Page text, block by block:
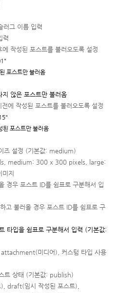
러그 이름 입력
력
작성된 포스트를 불러오도록 설정
포스트만 불러옴
않은 포스트만 불러옴
전에 작성된 포스트를 불러오도록 설정
포스트만 불러옴
즈 설정 (기본값: medium)
medium: 300 x 300 pixels,
large:
지
경우 포스트 ID를 쉼표로 구분해서 입
고 불러올 경우 포스트 ID를 쉼표로 구
타입을 쉼표로 구분해서 입력 (기본값:
미디어), 커스텀 타입 사용
트 상태 (기본값: publish)
draft(임시 작성된 포스트),